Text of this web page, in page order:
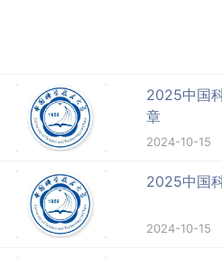
2025中国
章
2024-10-15
2025中国
2024-10-15